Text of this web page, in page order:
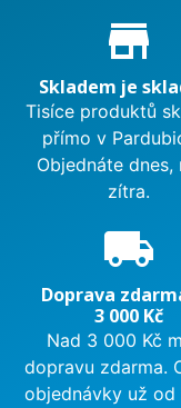
Proč store_mall_directory
Skladem je
Tisíce produktů
přímo v
Objednáte dnes,
zítra.
local_shipping
Doprava
3 000 Kč
Nad 3 000 Kč
dopravu zdarma.
objednávky už od